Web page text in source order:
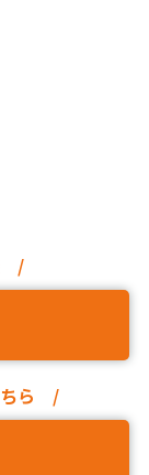
/
ちら /